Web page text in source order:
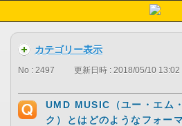
カテゴリー表示
No : 2497 更新日時 : 2018/05/10 13:02
UMD MUSIC（ユー・エム
ク）とはどのようなフォー